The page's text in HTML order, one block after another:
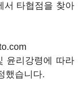
서 타협점을 찾아
윤리강령에 따라
했습니다.